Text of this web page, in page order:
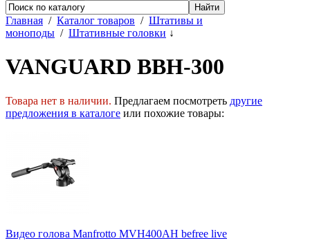
Главная / Каталог товаров / Штативы и
моноподы / Штативные головки ↓
VANGUARD BBH-300
Товара нет в наличии. Предлагаем посмотреть другие
предложения в каталоге или похожие товары:
Видео голова Manfrotto MVH400AH befree live